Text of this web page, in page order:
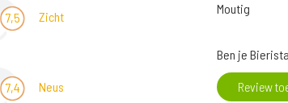
7,5 Zicht
7,4 Neus
Moutig
Ben je
Review